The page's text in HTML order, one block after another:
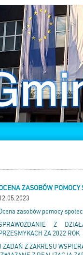
ZASOBÓW
zasobów pomocy
Z
PRZESMYKACH ZA 2022 ROK
Z ZAKRESU